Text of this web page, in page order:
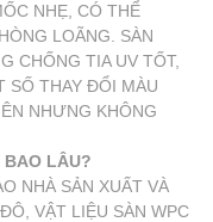
NHẸ, CÓ THỂ
LOÃNG. SÀN
CHỐNG TIA UV TỐT,
SỐ THAY ĐỔI MÀU
NHƯNG KHÔNG
BAO LÂU?
NHÀ SẢN XUẤT VÀ
VẬT LIỆU SÀN WPC